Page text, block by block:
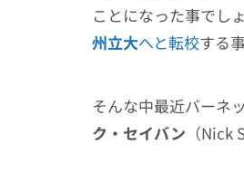
ことになった事でし
州立大へと転校する
そんな中最近バーネ
ク・セイバン （